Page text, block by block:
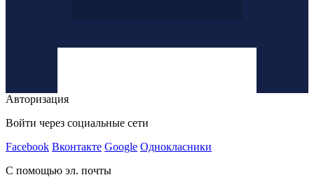
Авторизация
Войти через социальные сети
Facebook Вконтакте Google Однокласники
С помощью эл. почты